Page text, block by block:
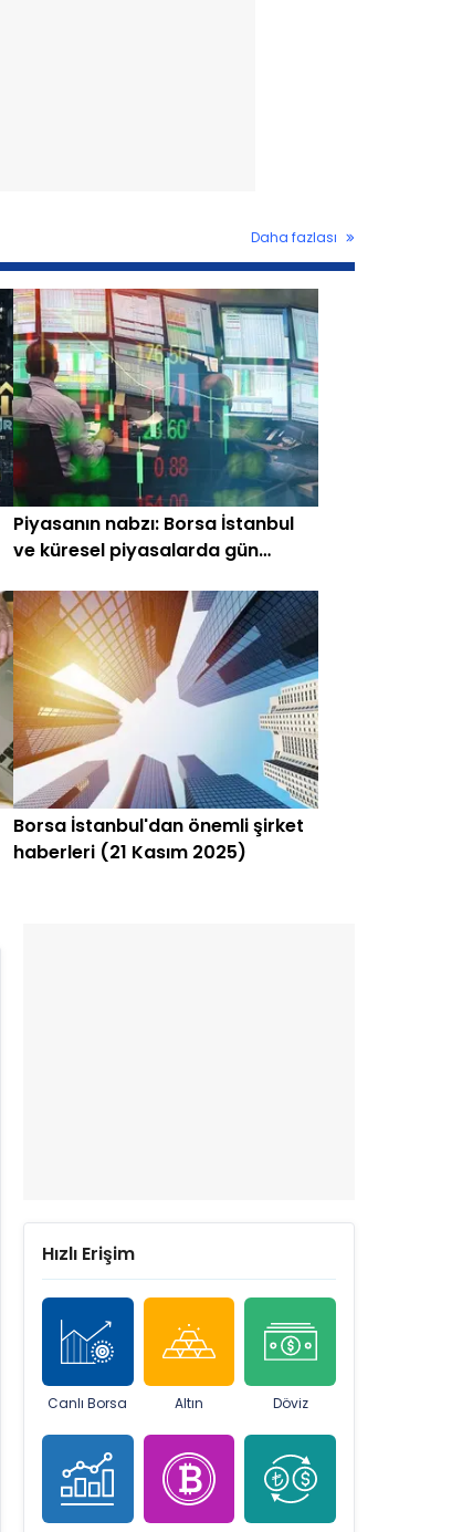
Daha fazlası
Piyasanın nabzı: Borsa İstanbul
ve küresel piyasalarda gün
Borsa İstanbul'dan önemli şirket
haberleri (21 Kasım 2025)
Hızlı Erişim
Canlı Borsa Altın Döviz